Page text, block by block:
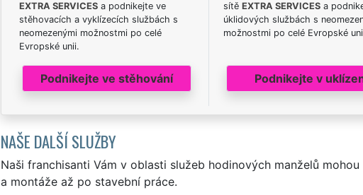
EXTRA SERVICESa podnikejte ve
stěhovacích a vyklízecích službách s
neomezenými možnostmi po celé
Evropské unii.
Podnikejte ve stěhování
sítě EXTRA SERVICESa
úklidových službách s
možnostmi po celé Evropské
Podnikejte v
NAŠE DALŠÍ SLUŽBY
Naši franchisanti Vám v oblasti služeb hodinových manželů
a montáže až po stavební práce.